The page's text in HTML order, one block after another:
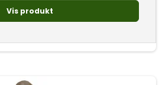
Vis produkt